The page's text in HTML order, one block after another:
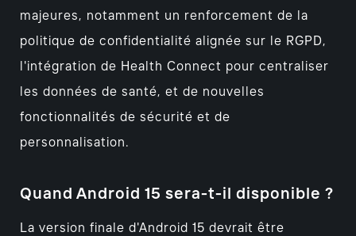
majeures, notamment un renforcement de la
politique de confidentialité alignée sur le RGPD,
l'intégration de Health Connect pour centraliser
les données de santé, et de nouvelles
fonctionnalités de sécurité et de
personnalisation.
Quand Android 15 sera-t-il disponible ?
La version finale d'Android 15 devrait être